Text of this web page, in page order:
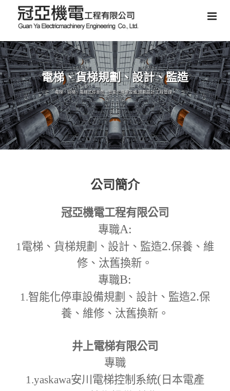
電梯、貨梯規劃、設計、監造
電梯、貨梯、電梯式停車塔、智能化停車設備,規劃設計,工程管理。
公司簡介
冠亞機電工程有限公司
專職A:
1電梯、貨梯規劃、設計、監造2.保養、維
修、汰舊換新。
專職B:
1.智能化停車設備規劃、設計、監造2.保
養、維修、汰舊換新。
井上電梯有限公司
專職
1.yaskawa安川電梯控制系統( 日本電產